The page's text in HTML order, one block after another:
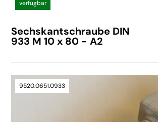
verfügbar
Sechskantschraube DIN
933 M 10 x 80 - A2
9520.0651.0933